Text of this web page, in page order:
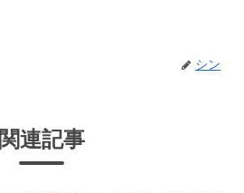
シン
関連記事